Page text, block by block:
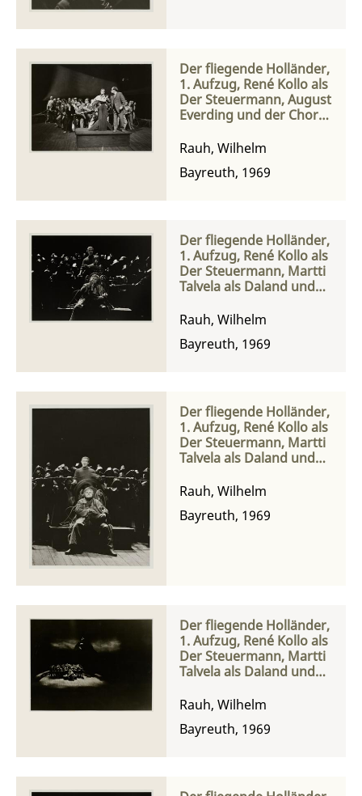
Der fliegende Holländer,
1. Aufzug, René Kollo als
Der Steuermann, August
Everding und der Chor
Rauh, Wilhelm
Bayreuth, 1969
Der fliegende Holländer,
1. Aufzug, René Kollo als
Der Steuermann, Martti
Talvela als Daland und
Norwegers
Rauh, Wilhelm
Bayreuth, 1969
Der fliegende Holländer,
1. Aufzug, René Kollo als
Der Steuermann, Martti
Talvela als Daland und
Norwegers
Rauh, Wilhelm
Bayreuth, 1969
Der fliegende Holländer,
1. Aufzug, René Kollo als
Der Steuermann, Martti
Talvela als Daland und
Norwegers
Rauh, Wilhelm
Bayreuth, 1969